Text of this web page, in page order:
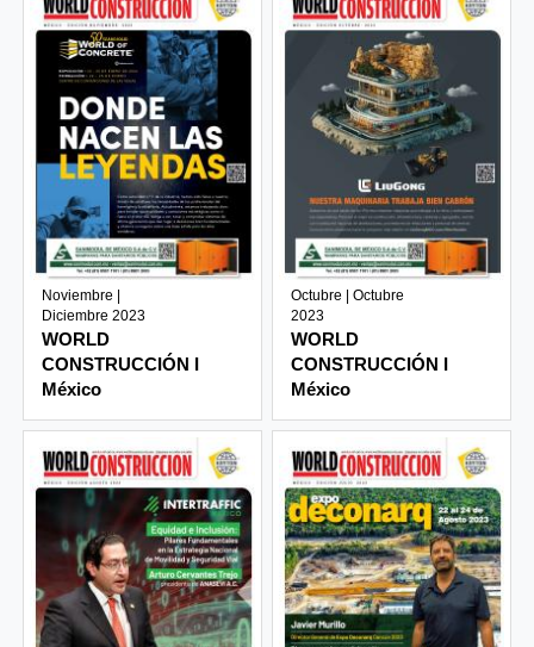
Noviembre |
Diciembre 2023
WORLD
CONSTRUCCIÓN I
México
Octubre | Octubre
2023
WORLD
CONSTRUCCIÓN I
México